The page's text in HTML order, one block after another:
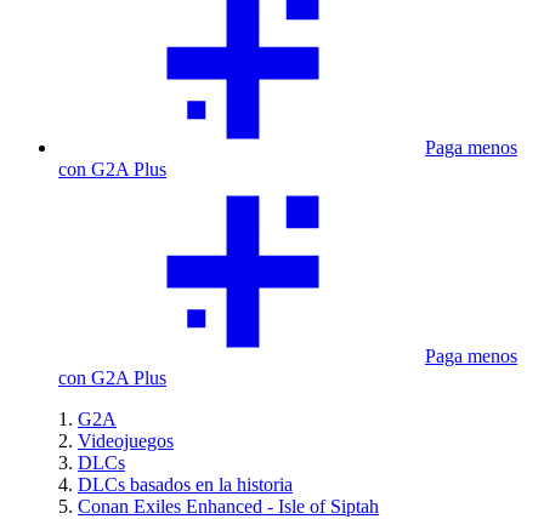
Paga menos
con G2A Plus
Paga menos
con G2A Plus
G2A
Videojuegos
DLCs
DLCs basados en la historia
Conan Exiles Enhanced - Isle of Siptah